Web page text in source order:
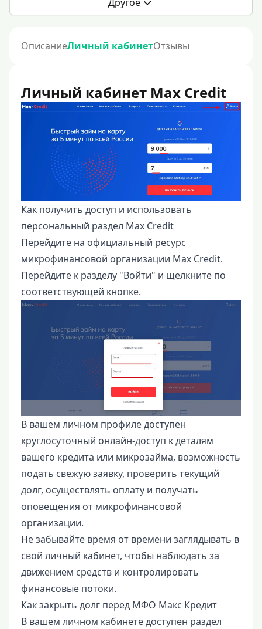
ОписаниеЛичный кабинетОтзывы
Личный кабинет Max Credit
Как получить доступ и использовать
персональный раздел Max Credit
Перейдите на официальный ресурс
микрофинансовой организации Max Credit.
Перейдите к разделу "Войти" и щелкните по
соответствующей кнопке.
В вашем личном профиле доступен
круглосуточный онлайн-доступ к деталям
вашего кредита или микрозайма, возможность
подать свежую заявку, проверить текущий
долг, осуществлять оплату и получать
оповещения от микрофинансовой
организации.
Не забывайте время от времени заглядывать в
свой личный кабинет, чтобы наблюдать за
движением средств и контролировать
финансовые потоки.
Как закрыть долг перед МФО Макс Кредит
В вашем личном кабинете доступен раздел